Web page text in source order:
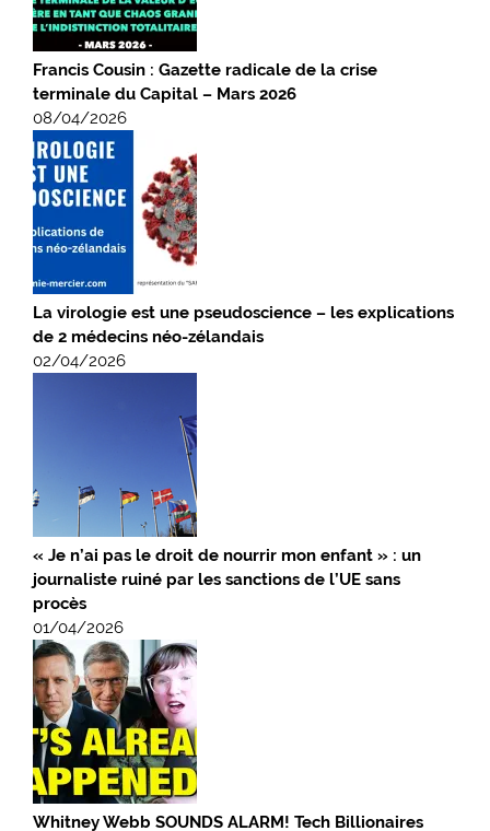
Francis Cousin : Gazette radicale de la crise
terminale du Capital – Mars 2026
08/04/2026
La virologie est une pseudoscience – les explications
de 2 médecins néo-zélandais
02/04/2026
« Je n’ai pas le droit de nourrir mon enfant » : un
journaliste ruiné par les sanctions de l’UE sans
procès
01/04/2026
Whitney Webb SOUNDS ALARM! Tech Billionaires